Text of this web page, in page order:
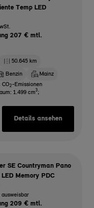
Temp LED
207 € mtl.
50.645 km
Benzin
Mainz
; CO2 -Emissionen
1.499 cm3;
Details ansehen
SE Countryman Pano
Memory PDC
209 € mtl.